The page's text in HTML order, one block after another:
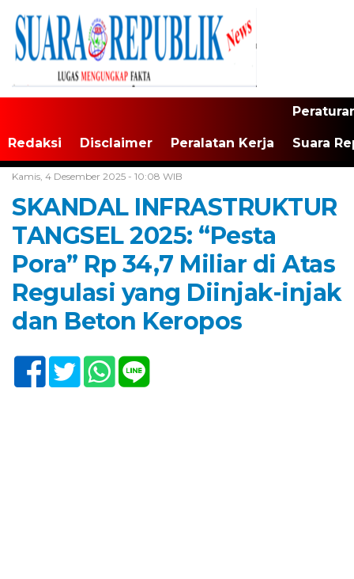
Redaksi Disclaimer Peralatan Kerja Suara
Kamis, 4 Desember 2025 - 10:08 WIB
SKANDAL INFRASTRUKTUR
TANGSEL 2025: “Pesta
Pora” Rp 34,7 Miliar di Atas
Regulasi yang Diinjak-injak
dan Beton Keropos